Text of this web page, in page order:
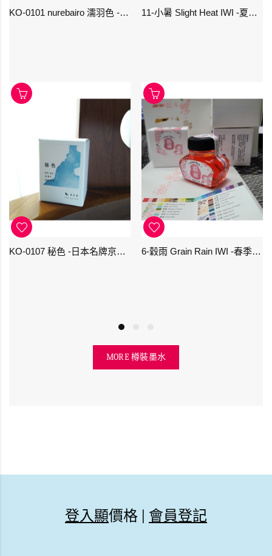
KO-0101 nurebairo 濡羽色 -日本名牌京の音樽裝鋼筆墨水40ml 4573356130012
KO-0107 秘色 -日本名牌京の音樽裝鋼筆墨水 4573356130234 - 40ml
11-小暑 Slight Heat IWI -夏季-24節氣色澤鋼筆墨水
6-穀雨 Grain Rain IWI -春季-24節氣色澤鋼筆墨水
MORE 樽裝墨水
登入顯價格 | 會員登記